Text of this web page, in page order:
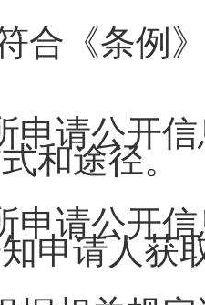
合《条例
申请公开
和途径。
申请公开
申请人获